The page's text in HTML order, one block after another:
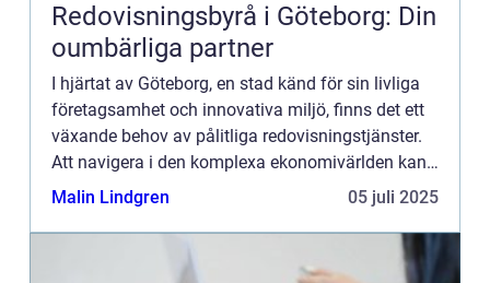
Redovisningsbyrå i Göteborg: Din
oumbärliga partner
I hjärtat av Göteborg, en stad känd för sin livliga
företagsamhet och innovativa miljö, finns det ett
växande behov av pålitliga redovisningstjänster.
Att navigera i den komplexa ekonomivärlden kan
v...
Malin Lindgren 05 juli 2025